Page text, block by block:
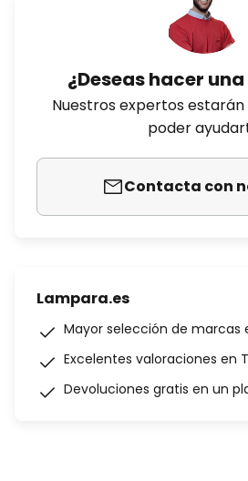
¿Deseas hacer
Nuestros expertos
poder
Contacta con
Lampara.es
Mayor selección de marcas
Excelentes valoraciones en
Devoluciones gratis en un